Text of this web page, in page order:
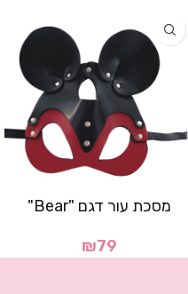
מסכת עור דגם "Bear"
₪79